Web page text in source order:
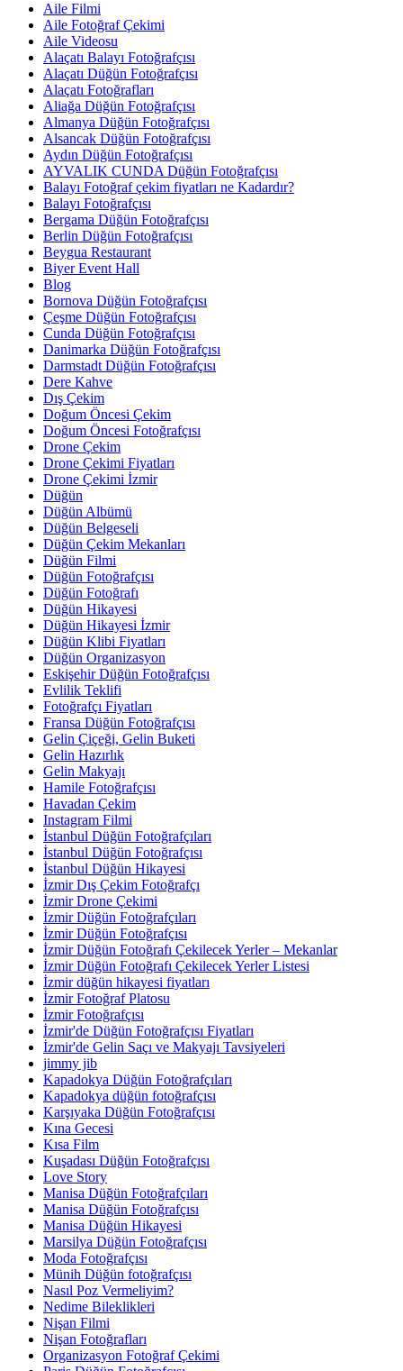
Aile Filmi
Aile Fotoğraf Çekimi
Aile Videosu
Alaçatı Balayı Fotoğrafçısı
Alaçatı Düğün Fotoğrafçısı
Alaçatı Fotoğrafları
Aliağa Düğün Fotoğrafçısı
Almanya Düğün Fotoğrafçısı
Alsancak Düğün Fotoğrafçısı
Aydın Düğün Fotoğrafçısı
AYVALIK CUNDA Düğün Fotoğrafçısı
Balayı Fotoğraf çekim fiyatları ne Kadardır?
Balayı Fotoğrafçısı
Bergama Düğün Fotoğrafçısı
Berlin Düğün Fotoğrafçısı
Beygua Restaurant
Biyer Event Hall
Blog
Bornova Düğün Fotoğrafçısı
Çeşme Düğün Fotoğrafçısı
Cunda Düğün Fotoğrafçısı
Danimarka Düğün Fotoğrafçısı
Darmstadt Düğün Fotoğrafçısı
Dere Kahve
Dış Çekim
Doğum Öncesi Çekim
Doğum Öncesi Fotoğrafçısı
Drone Çekim
Drone Çekimi Fiyatları
Drone Çekimi İzmir
Düğün
Düğün Albümü
Düğün Belgeseli
Düğün Çekim Mekanları
Düğün Filmi
Düğün Fotoğrafçısı
Düğün Fotoğrafı
Düğün Hikayesi
Düğün Hikayesi İzmir
Düğün Klibi Fiyatları
Düğün Organizasyon
Eskişehir Düğün Fotoğrafçısı
Evlilik Teklifi
Fotoğrafçı Fiyatları
Fransa Düğün Fotoğrafçısı
Gelin Çiçeği, Gelin Buketi
Gelin Hazırlık
Gelin Makyajı
Hamile Fotoğrafçısı
Havadan Çekim
Instagram Filmi
İstanbul Düğün Fotoğrafçıları
İstanbul Düğün Fotoğrafçısı
İstanbul Düğün Hikayesi
İzmir Dış Çekim Fotoğrafçı
İzmir Drone Çekimi
İzmir Düğün Fotoğrafçıları
İzmir Düğün Fotoğrafçısı
İzmir Düğün Fotoğrafı Çekilecek Yerler – Mekanlar
İzmir Düğün Fotoğrafı Çekilecek Yerler Listesi
İzmir düğün hikayesi fiyatları
İzmir Fotoğraf Platosu
İzmir Fotoğrafçısı
İzmir'de Düğün Fotoğrafçısı Fiyatları
İzmir'de Gelin Saçı ve Makyajı Tavsiyeleri
jimmy jib
Kapadokya Düğün Fotoğrafçıları
Kapadokya düğün fotoğrafçısı
Karşıyaka Düğün Fotoğrafçısı
Kına Gecesi
Kısa Film
Kuşadası Düğün Fotoğrafçısı
Love Story
Manisa Düğün Fotoğrafçıları
Manisa Düğün Fotoğrafçısı
Manisa Düğün Hikayesi
Marsilya Düğün Fotoğrafçısı
Moda Fotoğrafçısı
Münih Düğün fotoğrafçısı
Nasıl Poz Vermeliyim?
Nedime Bileklikleri
Nişan Filmi
Nişan Fotoğrafları
Organizasyon Fotoğraf Çekimi